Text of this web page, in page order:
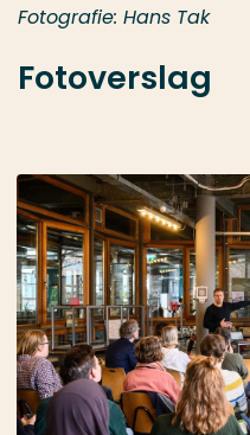
Fotografie: Hans Tak
Fotoverslag